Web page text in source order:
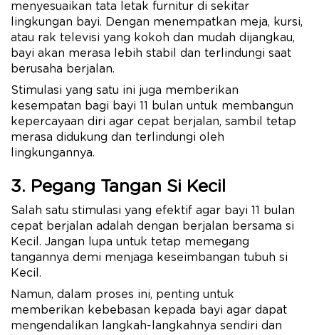
menyesuaikan tata letak furnitur di sekitar
lingkungan bayi. Dengan menempatkan meja, kursi,
atau rak televisi yang kokoh dan mudah dijangkau,
bayi akan merasa lebih stabil dan terlindungi saat
berusaha berjalan.
Stimulasi yang satu ini juga memberikan
kesempatan bagi bayi 11 bulan untuk membangun
kepercayaan diri agar cepat berjalan, sambil tetap
merasa didukung dan terlindungi oleh
lingkungannya.
3. Pegang Tangan Si Kecil
Salah satu stimulasi yang efektif agar bayi 11 bulan
cepat berjalan adalah dengan berjalan bersama si
Kecil. Jangan lupa untuk tetap memegang
tangannya demi menjaga keseimbangan tubuh si
Kecil.
Namun, dalam proses ini, penting untuk
memberikan kebebasan kepada bayi agar dapat
mengendalikan langkah-langkahnya sendiri dan